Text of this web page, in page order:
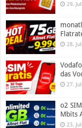
29.
28.
das
27.
o2
Mbits
23.